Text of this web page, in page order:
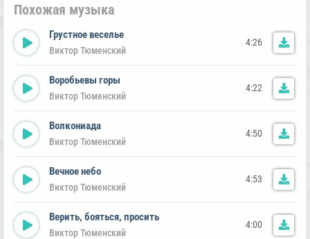
Похожая музыка
Грустное веселье
Виктор Тюменский
4:26
Воробьевы горы
Виктор Тюменский
4:22
Волкониада
Виктор Тюменский
4:50
Вечное небо
Виктор Тюменский
4:53
Верить, бояться, просить
Виктор Тюменский
4:00